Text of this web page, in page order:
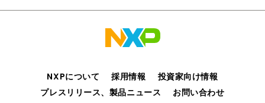
NXPについて 採用情報
投資家向け情報
プレスリリース、製品ニュース
お問い合わせ